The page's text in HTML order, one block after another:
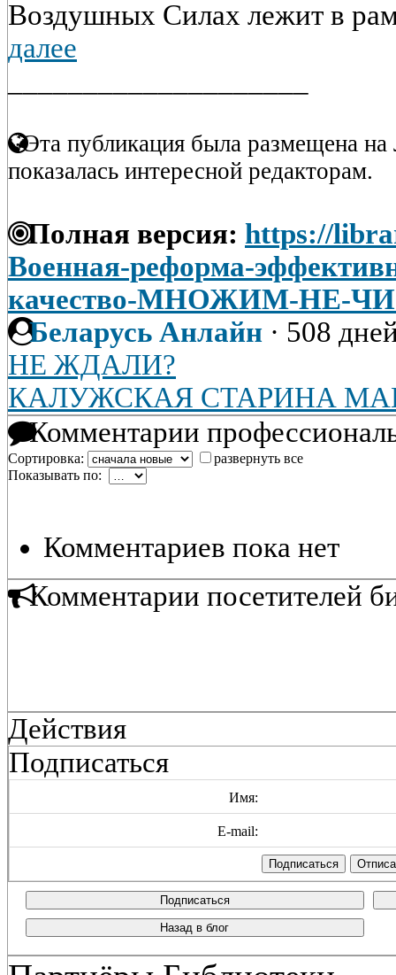
Воздушных Силах лежит в
далее
Эта публикация была размещена на
показалась интересной редакторам.
Полная версия: https://
Военная-реформа-
качество-МНОЖИМ-НЕ-
Беларусь Анлайн · 508
НЕ ЖДАЛИ?
КАЛУЖСКАЯ СТАРИНА
Комментарии
Сортировка:
развернуть все
Показывать по:
Комментариев пока нет
Комментарии посетителей
Действия
Подписаться
Имя:
E-mail:
Подписаться
Назад в блог